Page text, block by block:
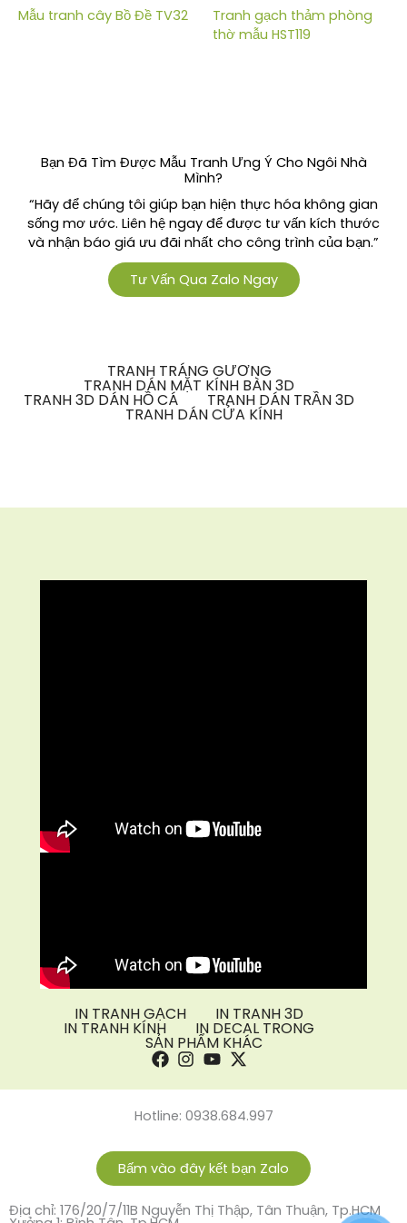
Mẫu tranh cây Bồ Đề TV32
Tranh gạch thảm phòng
thờ mẫu HST119
Bạn Đã Tìm Được Mẫu Tranh Ưng Ý Cho Ngôi Nhà
Mình?
“Hãy để chúng tôi giúp bạn hiện thực hóa không gian
sống mơ ước. Liên hệ ngay để được tư vấn kích thước
và nhận báo giá ưu đãi nhất cho công trình của bạn.”
Tư Vấn Qua Zalo Ngay
TRANH TRÁNG GƯƠNG
TRANH DÁN MẶT KÍNH BÀN 3D
TRANH 3D DÁN HỒ CÁ TRANH DÁN TRẦN 3D
TRANH DÁN CỬA KÍNH
IN TRANH GẠCH IN TRANH 3D
IN TRANH KÍNH IN DECAL TRONG
SẢN PHẨM KHÁC
Hotline: 0938.684.997
Bấm vào đây kết bạn Zalo
Địa chỉ: 176/20/7/11B Nguyễn Thị Thập, Tân Thuận, Tp.HCM